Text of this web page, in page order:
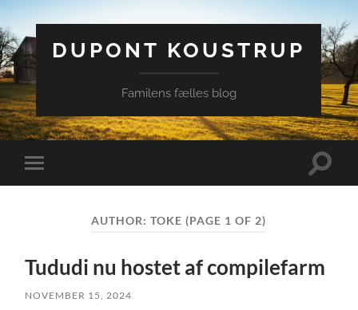
DUPONT KOUSTRUP
Familens fælles blog
Toggle
mobile
Toggle
AUTHOR:TOKE (PAGE 1 OF 2)
Tududi nu hostet af compilefarm
NOVEMBER 15, 2024